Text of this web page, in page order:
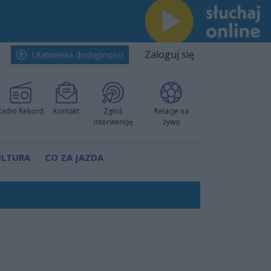
Ułatwienia dostępności Zaloguj się
Rekord Kontakt
Zgłoś
interwencję
Relacje na
żywo
CO ZA JAZDA